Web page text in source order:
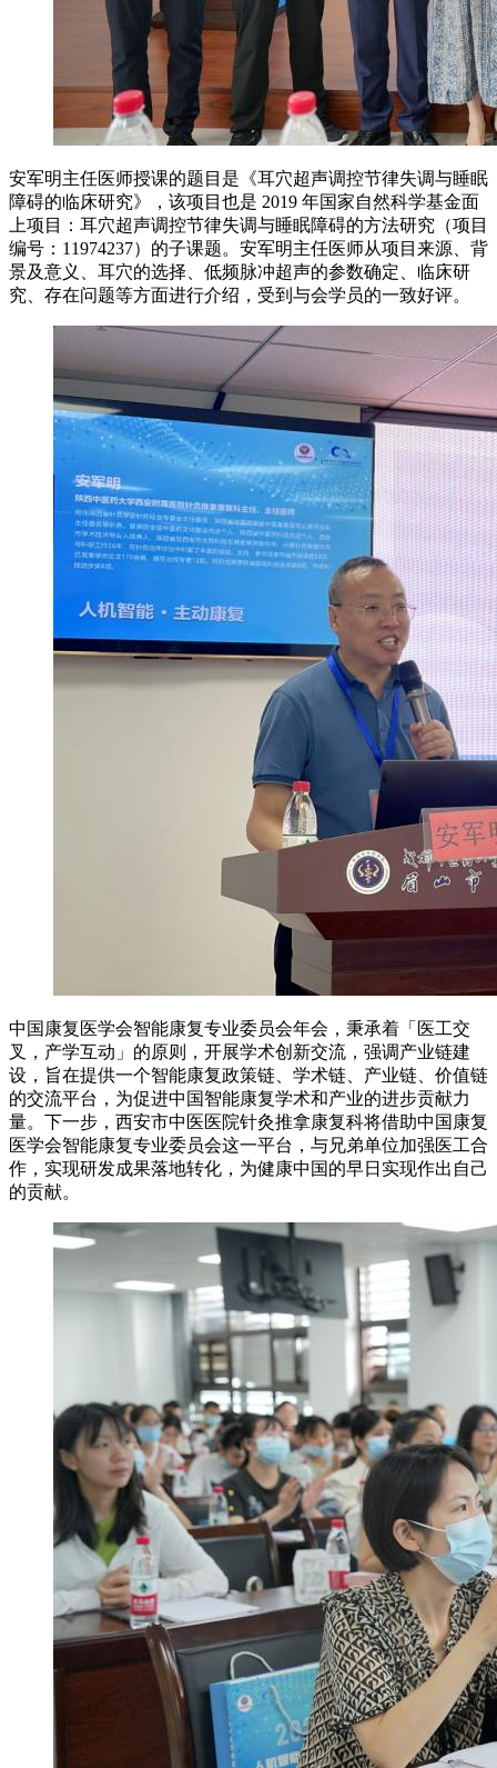
安军明主任医师授课的题目是《耳穴超声调控节律失调与睡眠
障碍的临床研究》，该项目也是 2019 年国家自然科学基金面
上项目：耳穴超声调控节律失调与睡眠障碍的方法研究（项目
编号：11974237）的子课题。安军明主任医师从项目来源、背
景及意义、耳穴的选择、低频脉冲超声的参数确定、临床研
究、存在问题等方面进行介绍，受到与会学员的一致好评。
中国康复医学会智能康复专业委员会年会，秉承着「医工交
叉，产学互动」的原则，开展学术创新交流，强调产业链建
设，旨在提供一个智能康复政策链、学术链、产业链、价值链
的交流平台，为促进中国智能康复学术和产业的进步贡献力
量。下一步，西安市中医医院针灸推拿康复科将借助中国康复
医学会智能康复专业委员会这一平台，与兄弟单位加强医工合
作，实现研发成果落地转化，为健康中国的早日实现作出自己
的贡献。